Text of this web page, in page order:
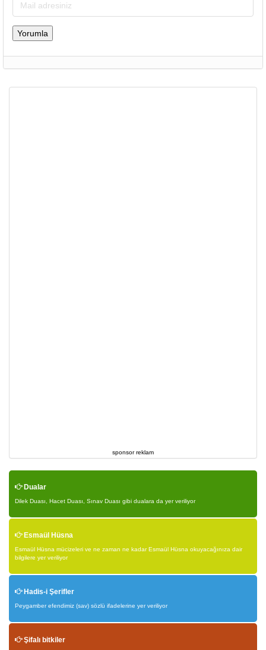
sponsor reklam
Dualar
Dilek Duası, Hacet Duası, Sınav Duası gibi dualara da yer veriliyor
Esmaül Hüsna
Esmaül Hüsna mücizeleri ve ne zaman ne kadar Esmaül Hüsna okuyacağınıza dair
bilgilere yer veriliyor
Hadis-i Şerifler
Peygamber efendimiz (sav) sözlü ifadelerine yer veriliyor
Şifalı bitkiler